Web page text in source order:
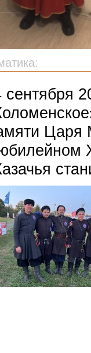
сентября
Царя